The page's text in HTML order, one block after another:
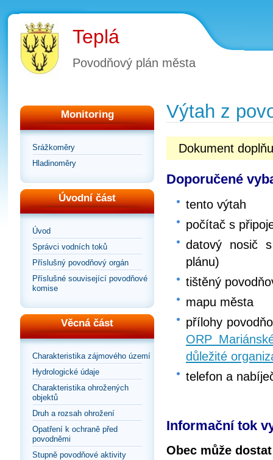
Teplá
Povodňový plán města
Monitoring
Srážkoměry
Hladinoměry
Úvodní část
Úvod
Správci vodních toků
Příslušný povodňový orgán
Příslušné související povodňové
komise
Věcná část
Charakteristika zájmového území
Hydrologické údaje
Charakteristika ohrožených
objektů
Druh a rozsah ohrožení
Opatření k ochraně před
povodněmi
Stupně povodňové aktivity
Výtah z
Dokument
Doporučené
tento výtah
počítač s
datový nosič
plánu)
tištěný
mapu města
přílohy
ORP
důležité
telefon a
Informační tok
Obec může